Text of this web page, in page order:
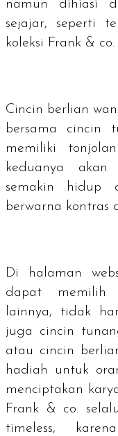
namun dihiasi
sejajar, seperti
koleksi Frank & co.
Cincin berlian
bersama cincin
memiliki
keduanya
semakin hidup
berwarna kontras
Di halaman
dapat memilih
lainnya, tidak
juga cincin
atau cincin
hadiah untuk
menciptakan
Frank & co.
timeless,